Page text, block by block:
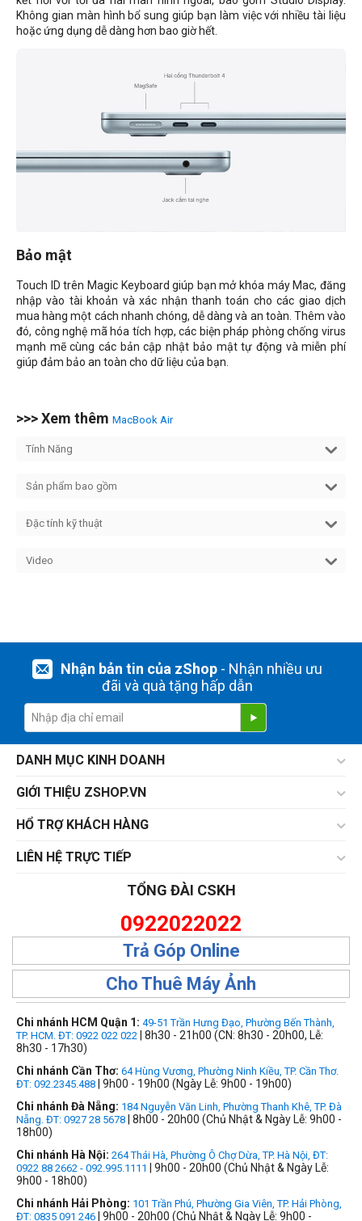
Không gian màn hình bổ sung giúp bạn làm việc với nhiều tài liệu
hoặc ứng dụng dễ dàng hơn bao giờ hết.
Bảo mật
Touch ID trên Magic Keyboard giúp bạn mở khóa máy Mac, đăng
nhập vào tài khoản và xác nhận thanh toán cho các giao dịch
mua hàng một cách nhanh chóng, dễ dàng và an toàn. Thêm vào
đó, công nghệ mã hóa tích hợp, các biện pháp phòng chống virus
mạnh mẽ cùng các bản cập nhật bảo mật tự động và miễn phí
giúp đảm bảo an toàn cho dữ liệu của bạn.
>>> Xem thêm MacBook Air
Tính Năng
Sản phẩm bao gồm
Đặc tính kỹ thuật
Video
Nhận bản tin của zShop- Nhận nhiều ưu
đãi và quà tặng hấp dẫn
DANH MỤC KINH DOANH
GIỚI THIỆU ZSHOP.VN
HỔ TRỢ KHÁCH HÀNG
LIÊN HỆ TRỰC TIẾP
TỔNG ĐÀI CSKH
0922022022
Trả Góp Online
Cho Thuê Máy Ảnh
Chi nhánh HCM Quận 1: 49-51 Trần Hưng Đạo, Phường Bến Thành,
TP. HCM. ĐT: 0922 022 022 | 8h30 - 21h00 (CN: 8h30 - 20h00, Lễ:
8h30 - 17h30)
Chi nhánh Cần Thơ: 64 Hùng Vương, Phường Ninh Kiều, TP. Cần Thơ.
ĐT: 092.2345.488 | 9h00 - 19h00 (Ngày Lễ: 9h00 - 19h00)
Chi nhánh Đà Nẵng: 184 Nguyễn Văn Linh, Phường Thanh Khê, TP. Đà
Nẵng. ĐT: 0927 28 5678 | 8h00 - 20h00 (Chủ Nhật & Ngày Lễ: 9h00 -
18h00)
Chi nhánh Hà Nội: 264 Thái Hà, Phường Ô Chợ Dừa, TP. Hà Nội, ĐT:
0922 88 2662 - 092.995.1111
| 9h00 - 20h00 (Chủ Nhật & Ngày Lễ:
9h00 - 18h00)
Chi nhánh Hải Phòng: 101 Trần Phú, Phường Gia Viên, TP. Hải Phòng,
ĐT: 0835 091 246 | 9h00 - 20h00 (Chủ Nhật & Ngày Lễ: 9h00 -